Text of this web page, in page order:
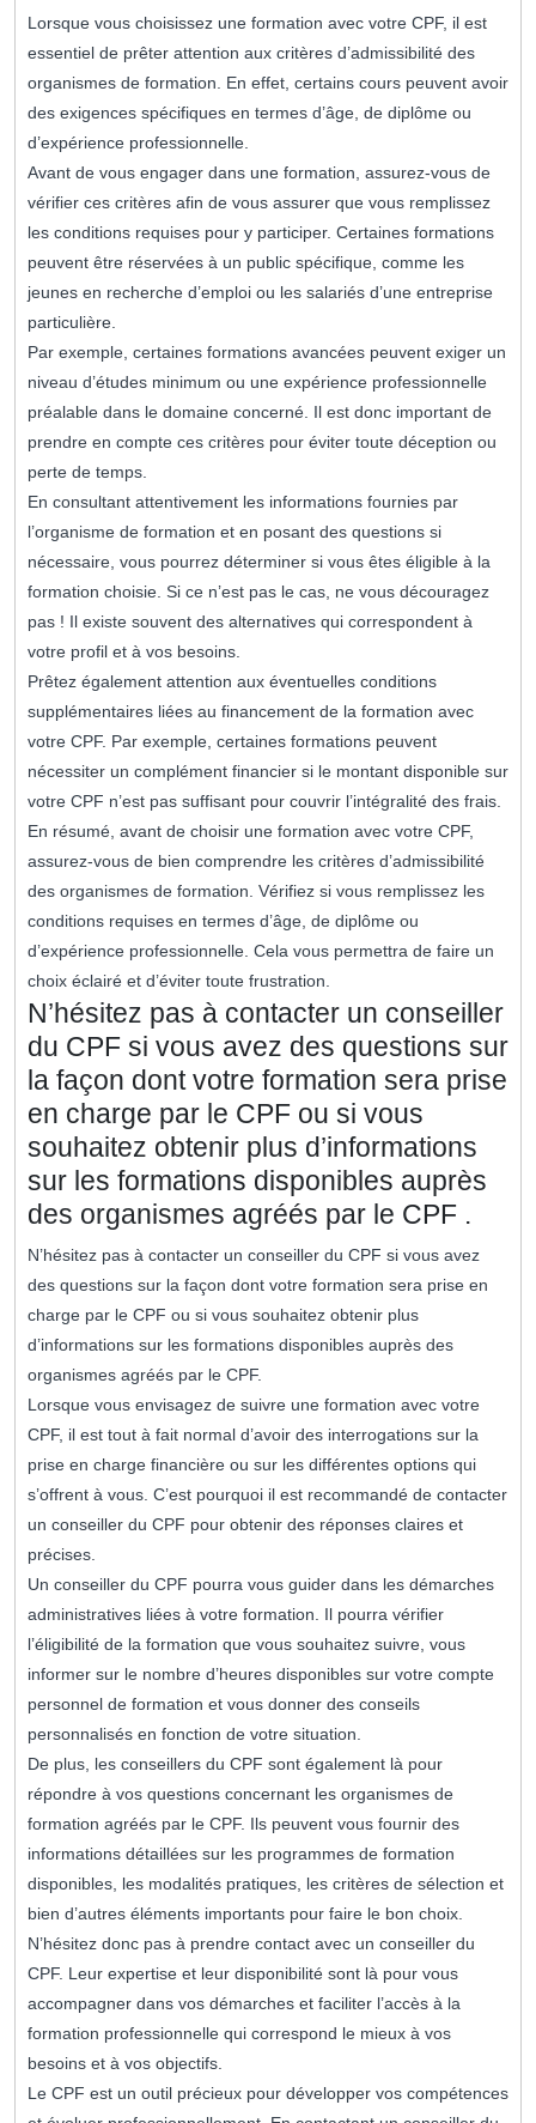
Lorsque vous choisissez une formation avec votre CPF, il est
essentiel de prêter attention aux critères d’admissibilité des
organismes de formation. En effet, certains cours peuvent avoir
des exigences spécifiques en termes d’âge, de diplôme ou
d’expérience professionnelle.
Avant de vous engager dans une formation, assurez-vous de
vérifier ces critères afin de vous assurer que vous remplissez
les conditions requises pour y participer. Certaines formations
peuvent être réservées à un public spécifique, comme les
jeunes en recherche d’emploi ou les salariés d’une entreprise
particulière.
Par exemple, certaines formations avancées peuvent exiger un
niveau d’études minimum ou une expérience professionnelle
préalable dans le domaine concerné. Il est donc important de
prendre en compte ces critères pour éviter toute déception ou
perte de temps.
En consultant attentivement les informations fournies par
l’organisme de formation et en posant des questions si
nécessaire, vous pourrez déterminer si vous êtes éligible à la
formation choisie. Si ce n’est pas le cas, ne vous découragez
pas ! Il existe souvent des alternatives qui correspondent à
votre profil et à vos besoins.
Prêtez également attention aux éventuelles conditions
supplémentaires liées au financement de la formation avec
votre CPF. Par exemple, certaines formations peuvent
nécessiter un complément financier si le montant disponible sur
votre CPF n’est pas suffisant pour couvrir l’intégralité des frais.
En résumé, avant de choisir une formation avec votre CPF,
assurez-vous de bien comprendre les critères d’admissibilité
des organismes de formation. Vérifiez si vous remplissez les
conditions requises en termes d’âge, de diplôme ou
d’expérience professionnelle. Cela vous permettra de faire un
choix éclairé et d’éviter toute frustration.
N’hésitez pas à contacter un conseiller
du CPF si vous avez des questions sur
la façon dont votre formation sera prise
en charge par le CPF ou si vous
souhaitez obtenir plus d’informations
sur les formations disponibles auprès
des organismes agréés par le CPF .
N’hésitez pas à contacter un conseiller du CPF si vous avez
des questions sur la façon dont votre formation sera prise en
charge par le CPF ou si vous souhaitez obtenir plus
d’informations sur les formations disponibles auprès des
organismes agréés par le CPF.
Lorsque vous envisagez de suivre une formation avec votre
CPF, il est tout à fait normal d’avoir des interrogations sur la
prise en charge financière ou sur les différentes options qui
s’offrent à vous. C’est pourquoi il est recommandé de contacter
un conseiller du CPF pour obtenir des réponses claires et
précises.
Un conseiller du CPF pourra vous guider dans les démarches
administratives liées à votre formation. Il pourra vérifier
l’éligibilité de la formation que vous souhaitez suivre, vous
informer sur le nombre d’heures disponibles sur votre compte
personnel de formation et vous donner des conseils
personnalisés en fonction de votre situation.
De plus, les conseillers du CPF sont également là pour
répondre à vos questions concernant les organismes de
formation agréés par le CPF. Ils peuvent vous fournir des
informations détaillées sur les programmes de formation
disponibles, les modalités pratiques, les critères de sélection et
bien d’autres éléments importants pour faire le bon choix.
N’hésitez donc pas à prendre contact avec un conseiller du
CPF. Leur expertise et leur disponibilité sont là pour vous
accompagner dans vos démarches et faciliter l’accès à la
formation professionnelle qui correspond le mieux à vos
besoins et à vos objectifs.
Le CPF est un outil précieux pour développer vos compétences